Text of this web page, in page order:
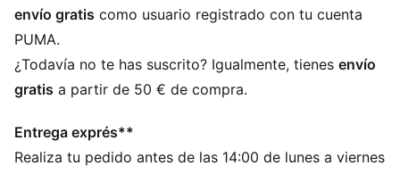
DETALLES
Ancho: estándar
Cierre: de cordones
Tipo de talón: plano
las primeras zapatillas de deportes de motor de
PUMA de mediados de los 80
envío gratis como usuario registrado con tu cuenta
PUMA.
¿Todavía no te has suscrito? Igualmente, tienes envío
gratis a partir de 50 € de compra.
Entrega exprés**
Realiza tu pedido antes de las 14:00 de lunes a viernes